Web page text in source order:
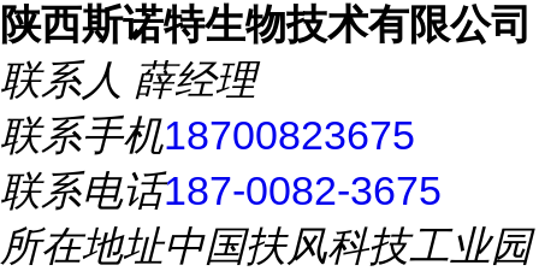
陕西斯诺特生物技术有限公司
联系人 薛经理
联系手机18700823675
联系电话187-0082-3675
所在地址中国扶风科技工业园